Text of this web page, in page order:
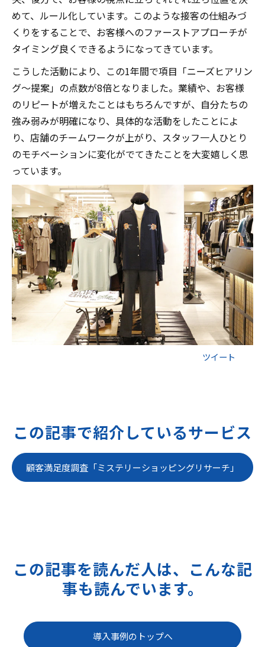
めて、ルール化しています。このような接客の仕組みづ
くりをすることで、お客様へのファーストアプローチが
タイミング良くできるようになってきています。
こうした活動により、この1年間で項目「ニーズヒアリン
グ～提案」の点数が8倍となりました。業績や、お客様
のリピートが増えたことはもちろんですが、自分たちの
強み弱みが明確になり、具体的な活動をしたことによ
り、店舗のチームワークが上がり、スタッフ一人ひとり
のモチベーションに変化がでてきたことを大変嬉しく思
っています。
ツイート
この記事で紹介しているサービス
顧客満足度調査「ミステリーショッピングリサーチ」
この記事を読んだ人は、こんな記
事も読んでいます。
導入事例のトップへ